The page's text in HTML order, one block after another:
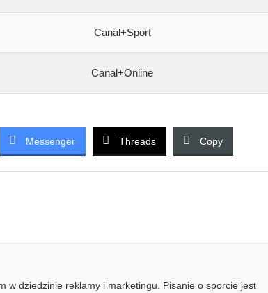
Canal+Sport
Canal+Online
Messenger Threads Copy
w dziedzinie reklamy i marketingu. Pisanie o sporcie jest